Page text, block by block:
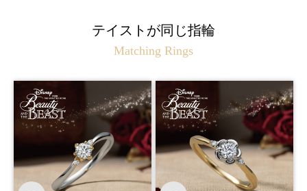
テイストが同じ指輪
Matching Rings